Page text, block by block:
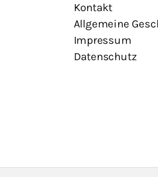
Kontakt
Allgemeine
Impressum
Datenschutz